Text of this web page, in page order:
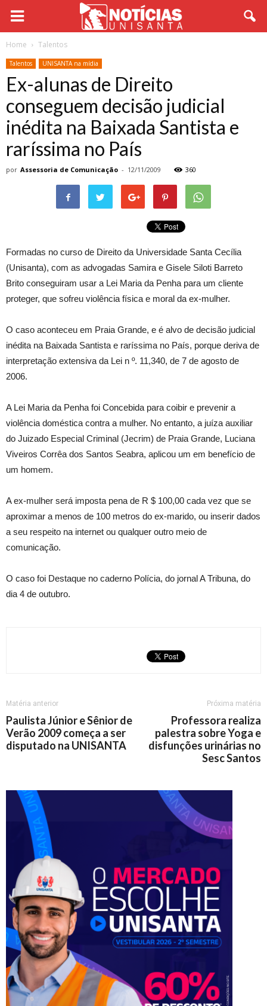
Home Talentos
Talentos UNISANTA na mídia
Ex-alunas de Direito
conseguem decisão judicial
inédita na Baixada Santista e
raríssima no País
por Assessoria de Comunicação - 12/11/2009 360
Formadas no curso de Direito da Universidade Santa Cecília
(Unisanta), com as advogadas Samira e Gisele Siloti Barreto
Brito conseguiram usar a Lei Maria da Penha para um cliente
proteger, que sofreu violência física e moral da ex-mulher.
O caso aconteceu em Praia Grande, e é alvo de decisão judicial
inédita na Baixada Santista e raríssima no País, porque deriva de
interpretação extensiva da Lei n º. 11,340, de 7 de agosto de
2006.
A Lei Maria da Penha foi Concebida para coibir e prevenir a
violência doméstica contra a mulher. No entanto, a juíza auxiliar
do Juizado Especial Criminal (Jecrim) de Praia Grande, Luciana
Viveiros Corrêa dos Santos Seabra, aplicou um em benefício de
um homem.
A ex-mulher será imposta pena de R $ 100,00 cada vez que se
aproximar a menos de 100 metros do ex-marido, ou inserir dados
a seu respeito na internet ou qualquer outro meio de
comunicação.
O caso foi Destaque no caderno Polícia, do jornal A Tribuna, do
dia 4 de outubro.
Matéria anterior
Paulista Júnior e Sênior de
Verão 2009 começa a ser
disputado na UNISANTA
Próxima matéria
Professora realiza
palestra sobre Yoga e
disfunções urinárias no
Sesc Santos